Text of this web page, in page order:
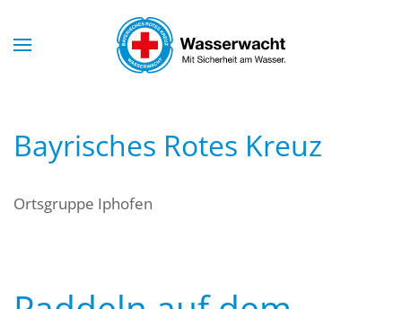
Skip to main content
Bayrisches Rotes Kreuz
Ortsgruppe Iphofen